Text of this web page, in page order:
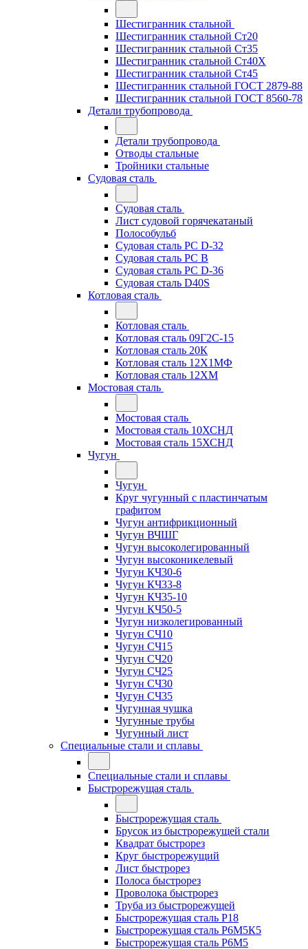
Шестигранник стальной
Шестигранник стальной Ст20
Шестигранник стальной Ст35
Шестигранник стальной Ст40Х
Шестигранник стальной Ст45
Шестигранник стальной ГОСТ 2879-88
Шестигранник стальной ГОСТ 8560-78
Детали трубопровода
Детали трубопровода
Отводы стальные
Тройники стальные
Судовая сталь
Судовая сталь
Лист судовой горячекатаный
Полособульб
Судовая сталь РС D-32
Судовая сталь РС В
Судовая сталь РС D-36
Судовая сталь D40S
Котловая сталь
Котловая сталь
Котловая сталь 09Г2С-15
Котловая сталь 20К
Котловая сталь 12Х1МФ
Котловая сталь 12ХМ
Мостовая сталь
Мостовая сталь
Мостовая сталь 10ХСНД
Мостовая сталь 15ХСНД
Чугун
Чугун
Круг чугунный с пластинчатым
графитом
Чугун антифрикционный
Чугун ВЧШГ
Чугун высоколегированный
Чугун высоконикелевый
Чугун КЧ30-6
Чугун КЧ33-8
Чугун КЧ35-10
Чугун КЧ50-5
Чугун низколегированный
Чугун СЧ10
Чугун СЧ15
Чугун СЧ20
Чугун СЧ25
Чугун СЧ30
Чугун СЧ35
Чугунная чушка
Чугунные трубы
Чугунный лист
Специальные стали и сплавы
Специальные стали и сплавы
Быстрорежущая сталь
Быстрорежущая сталь
Брусок из быстрорежущей стали
Квадрат быстрорез
Круг быстрорежущий
Лист быстрорез
Полоса быстрорез
Проволока быстрорез
Труба из быстрорежущей
Быстрорежущая сталь Р18
Быстрорежущая сталь Р6М5К5
Быстрорежущая сталь Р6М5